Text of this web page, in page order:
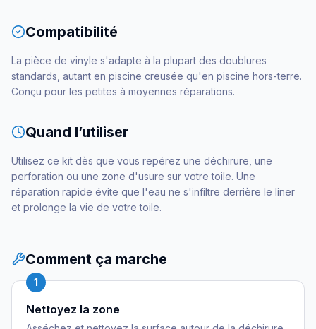
Compatibilité
La pièce de vinyle s'adapte à la plupart des doublures
standards, autant en piscine creusée qu'en piscine hors-terre.
Conçu pour les petites à moyennes réparations.
Quand l’utiliser
Utilisez ce kit dès que vous repérez une déchirure, une
perforation ou une zone d'usure sur votre toile. Une
réparation rapide évite que l'eau ne s'infiltre derrière le liner
et prolonge la vie de votre toile.
Comment ça marche
1
Nettoyez la zone